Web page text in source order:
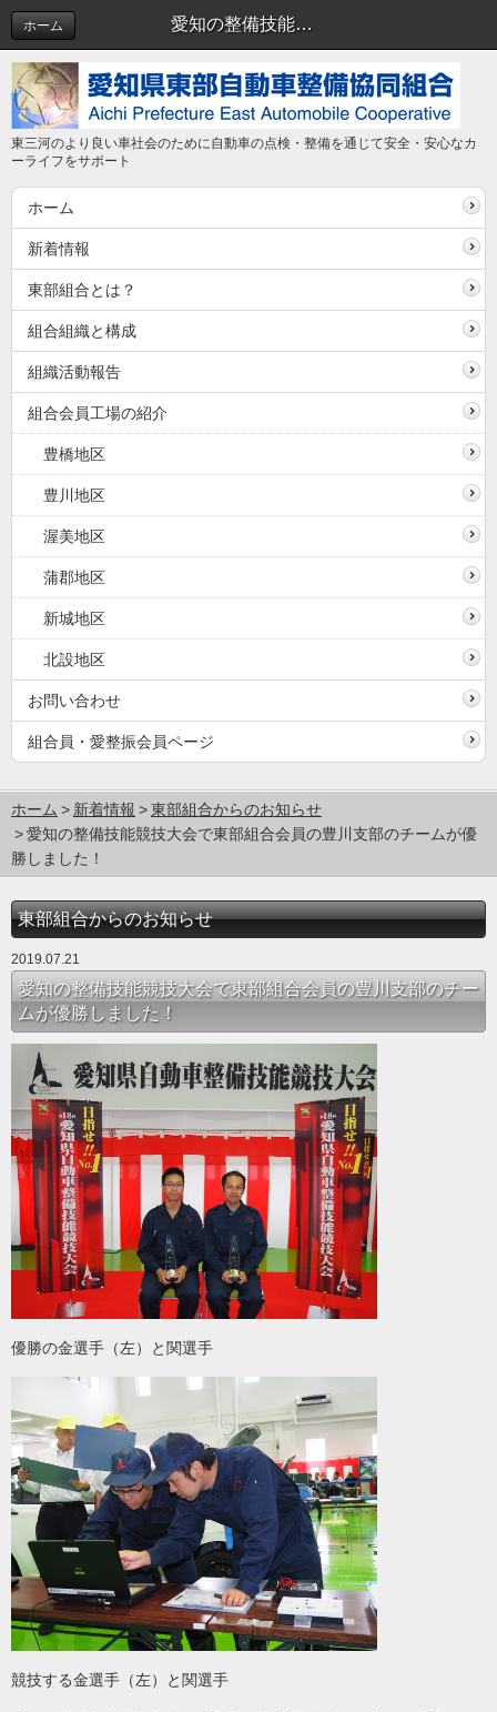
愛知の整備技能競技大会で東部組合会員の豊川支部のチームが優勝しました！ | 東部組合からのお知らせ
ホーム
東三河のより良い車社会のために自動車の点検・整備を通じて安全・安心なカ
ーライフをサポート
ホーム
新着情報
東部組合とは？
組合組織と構成
組織活動報告
組合会員工場の紹介
豊橋地区
豊川地区
渥美地区
蒲郡地区
新城地区
北設地区
お問い合わせ
組合員・愛整振会員ページ
ホーム 新着情報
東部組合からのお知らせ
愛知の整備技能競技大会で東部組合会員の豊川支部のチームが優
勝しました！
東部組合からのお知らせ
2019.07.21
愛知の整備技能競技大会で東部組合会員の豊川支部のチー
ムが優勝しました！
優勝の金選手（左）と関選手
競技する金選手（左）と関選手